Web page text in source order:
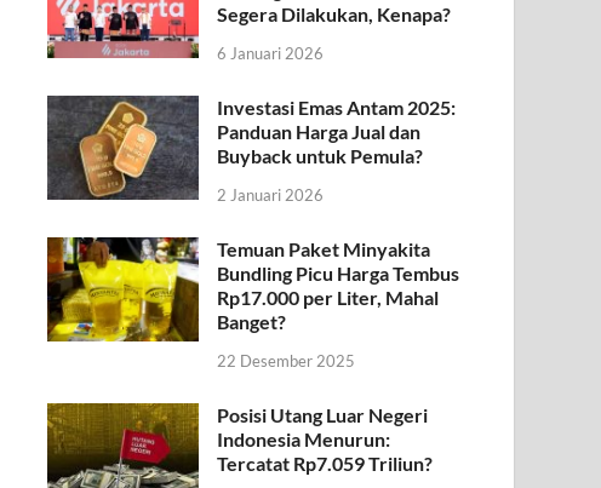
Segera Dilakukan, Kenapa?
6 Januari 2026
Investasi Emas Antam 2025:
Panduan Harga Jual dan
Buyback untuk Pemula?
2 Januari 2026
Temuan Paket Minyakita
Bundling Picu Harga Tembus
Rp17.000 per Liter, Mahal
Banget?
22 Desember 2025
Posisi Utang Luar Negeri
Indonesia Menurun:
Tercatat Rp7.059 Triliun?